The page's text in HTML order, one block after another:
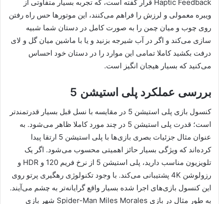
Haptic Feedback قرار گفته است، که تجربه بسیار متفاوتی از
ویبره معمولی و لرزش را فراهم می‌کنند، این موتور‌ها حس راه رفتن
روی چوب و میان چمن را به صورت کامل در دستان شما شبیه
سازی می‌کند و اگر در آب شیرجه بزنید و یا با ماشین میان گل و لای
درفت بکشید کاملا تمامی این موارد را در دستان خود احساس
می‌کنید که بسیار هیجان انگیز است.
بررسی عملکرد پلی استیشن 5
کنسول بازی پلی استیشن 5 در مقایسه با نسل قبل بسیار قدرتمندتر
است؛ قدرت پلی استیشن 5 در چند مورد کاملا ظاهر می‌شود. به
عنوان مثال جزئیات بصری بازی‌ها با پلی استیشن 5 ارتقا پیدا
کرده‌اند که ویژگی بسیار حائز اهمیتی محسوب می‌شود. اگر یک
تلویزیون مناسب دارید، پلی استیشن 5 از نرخ فریم 120 و HDR و
رزولوشن 4K پشتیبانی می‌کند. با وجود تکنولوژی رهگیری پرتو روی
این کنسول بازی‌های اجرا شده بسیار واقع گرایانه‌تر به چشم می‌آیند.
به طور مثال در بازی Spider-Man Miles Morales شهر بازی